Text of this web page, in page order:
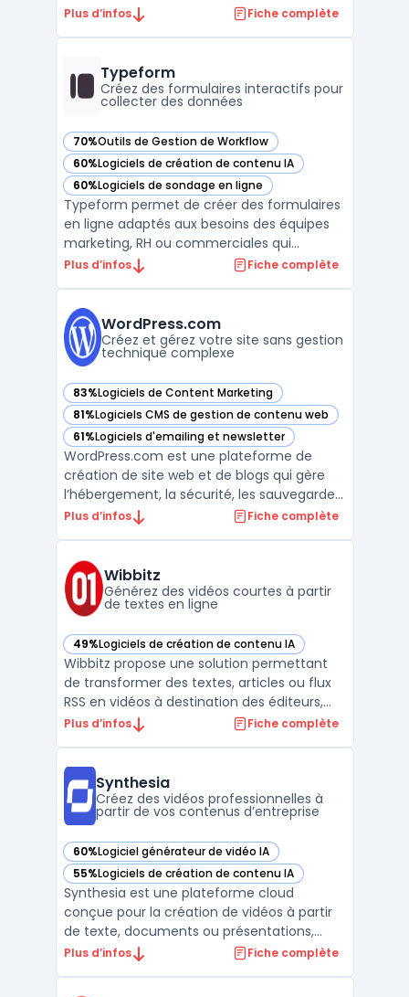
générative tels que ChatGPT ou Google
par IA, modifiant les méthodes courantes
d’analy ...
Plus d’infos Fiche complète
Typeform
Créez des formulaires interactifs pour
collecter des données
70%Outils de Gestion de Workflow
— voir Typeform dans cette catégorie
60%Logiciels de création de contenu IA
— voir Typeform dans cette catégorie
60%Logiciels de sondage en ligne
— voir Typeform dans cette catégorie
Typeform permet de créer des formulaires
en ligne adaptés aux besoins des équipes
marketing, RH ou commerciales qui
souhaitent collecter des données. La
interactives au format conversationnel. Le
modèle freemium de Type ...
Plus d’infos Fiche complète
WordPress.com
Créez et gérez votre site sans gestion
technique complexe
83%Logiciels de Content Marketing
— voir WordPress.com dans cette catégorie
81%Logiciels CMS de gestion de contenu web
— voir WordPress.com dans cette catégorie
61%Logiciels d'emailing et newsletter
— voir WordPress.com dans cette catégorie
WordPress.com est une plateforme de
création de site web et de blogs qui gère
l’hébergement, la sécurité, les sauvegardes
et la performance sans intervention
à se concentrer sur leur contenu sans se
préoccuper des ...
Plus d’infos Fiche complète
Wibbitz
Générez des vidéos courtes à partir
de textes en ligne
49%Logiciels de création de contenu IA
— voir Wibbitz dans cette catégorie
Wibbitz propose une solution permettant
de transformer des textes, articles ou flux
RSS en vidéos à destination des éditeurs,
des équipes marketing ou des petites et
compétences spécifiques en montage. Le
processus vise ...
Plus d’infos Fiche complète
Synthesia
Créez des vidéos professionnelles à
partir de vos contenus d’entreprise
60%Logiciel générateur de vidéo IA
— voir Synthesia dans cette catégorie
55%Logiciels de création de contenu IA
— voir Synthesia dans cette catégorie
Synthesia est une plateforme cloud
conçue pour la création de vidéos à partir
de texte, documents ou présentations,
utilisée dans des contextes tels que la
Plus d’infos Fiche complète